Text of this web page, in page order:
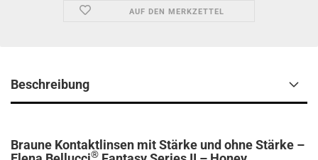
AUF DEN MERKZETTEL
Beschreibung
Braune Kontaktlinsen mit Stärke und ohne Stärke –
®